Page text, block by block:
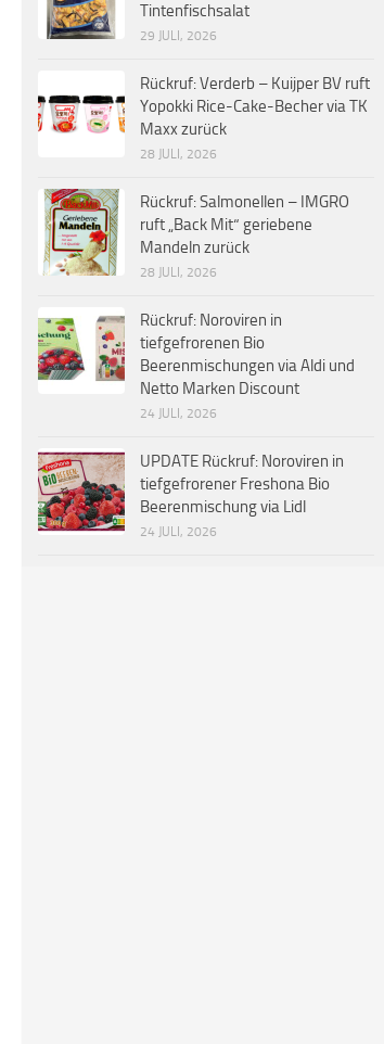
Tintenfischsalat
29 JULI, 2026
Rückruf: Verderb – Kuijper BV ruft
Yopokki Rice-Cake-Becher via TK
Maxx zurück
28 JULI, 2026
Rückruf: Salmonellen – IMGRO
ruft „Back Mit“ geriebene
Mandeln zurück
28 JULI, 2026
Rückruf: Noroviren in
tiefgefrorenen Bio
Beerenmischungen via Aldi und
Netto Marken Discount
24 JULI, 2026
UPDATE Rückruf: Noroviren in
tiefgefrorener Freshona Bio
Beerenmischung via Lidl
24 JULI, 2026